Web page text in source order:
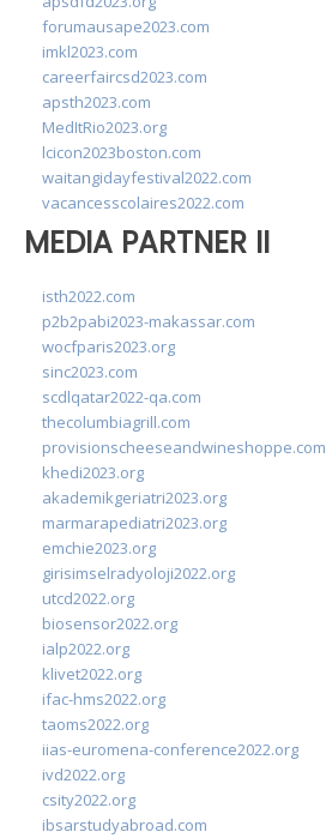
forumausape2023.com
imkl2023.com
careerfaircsd2023.com
apsth2023.com
MedItRio2023.org
lcicon2023boston.com
waitangidayfestival2022.com
vacancesscolaires2022.com
MEDIA PARTNER II
isth2022.com
p2b2pabi2023-makassar.com
wocfparis2023.org
sinc2023.com
scdlqatar2022-qa.com
thecolumbiagrill.com
provisionscheeseandwineshoppe.com
khedi2023.org
akademikgeriatri2023.org
marmarapediatri2023.org
emchie2023.org
girisimselradyoloji2022.org
utcd2022.org
biosensor2022.org
ialp2022.org
klivet2022.org
ifac-hms2022.org
taoms2022.org
iias-euromena-conference2022.org
ivd2022.org
csity2022.org
ibsarstudyabroad.com